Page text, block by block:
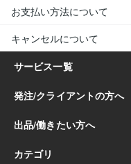
お支払い方法について
キャンセルについて